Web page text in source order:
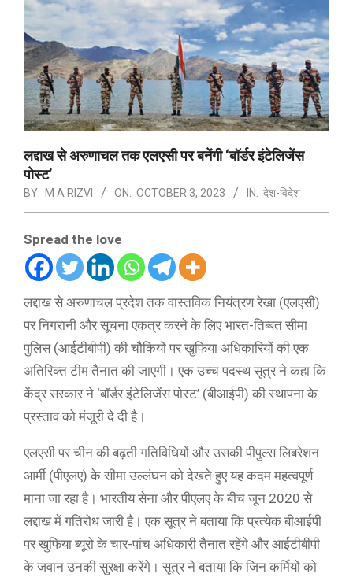
लद्दाख से अरुणाचल तक एलएसी पर बनेंगी ‘बॉर्डर इंटेलिजेंस
पोस्ट’
BY: M A RIZVI ON: OCTOBER 3, 2023 IN: देश-विदेश
Spread the love
लद्दाख से अरुणाचल प्रदेश तक वास्तविक नियंत्रण रेखा (एलएसी)
पर निगरानी और सूचना एकत्र करने के लिए भारत-तिब्बत सीमा
पुलिस (आईटीबीपी) की चौकियों पर खुफिया अधिकारियों की एक
अतिरिक्त टीम तैनात की जाएगी। एक उच्च पदस्थ सूत्र ने कहा कि
केंद्र सरकार ने ‘बॉर्डर इंटेलिजेंस पोस्ट’ (बीआईपी) की स्थापना के
प्रस्ताव को मंजूरी दे दी है।
एलएसी पर चीन की बढ़ती गतिविधियों और उसकी पीपुल्स लिबरेशन
आर्मी (पीएलए) के सीमा उल्लंघन को देखते हुए यह कदम महत्वपूर्ण
माना जा रहा है। भारतीय सेना और पीएलए के बीच जून 2020 से
लद्दाख में गतिरोध जारी है। एक सूत्र ने बताया कि प्रत्येक बीआईपी
पर खुफिया ब्यूरो के चार-पांच अधिकारी तैनात रहेंगे और आईटीबीपी
के जवान उनकी सुरक्षा करेंगे। सूत्र ने बताया कि जिन कर्मियों को